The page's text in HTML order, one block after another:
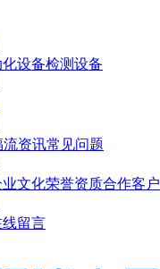
化设备检测设备
流资讯常见问题
业文化荣誉资质合作客户
线留言